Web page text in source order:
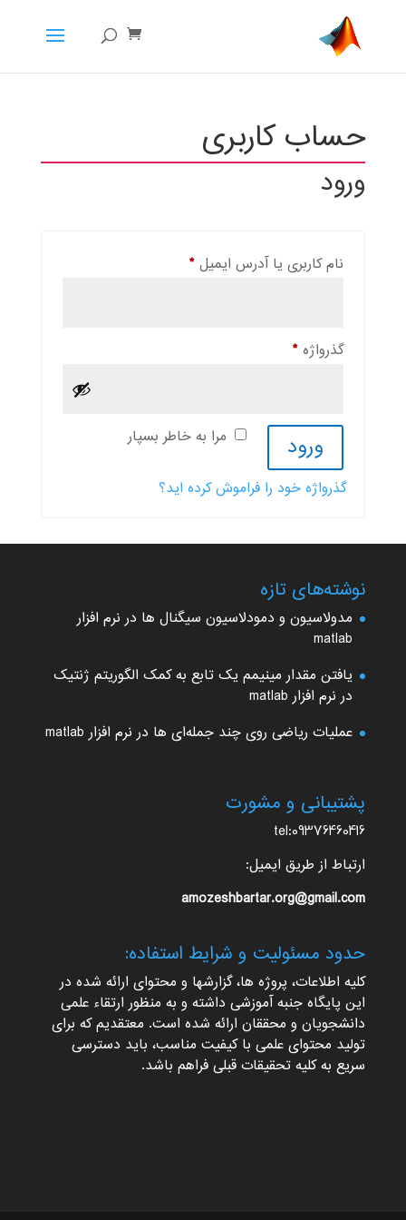
حساب کاربری
ورود
نام کاربری یا آدرس ایمیل*الزامی
گذرواژه*الزامی
مرا به خاطر بسپار ورود
گذرواژه خود را فراموش کرده اید؟
نوشته‌های تازه
مدولاسیون و دمودلاسیون سیگنال ها در نرم افزار
matlab
یافتن مقدار مینیمم یک تابع به کمک الگوریتم ژنتیک
در نرم افزار matlab
عملیات ریاضی روی چند جمله‌ای ها در نرم افزار matlab
پشتیبانی و مشورت
tel:09376460416
ارتباط از طریق ایمیل:
amozeshbartar.org@gmail.com
حدود مسئولیت و شرایط استفاده:
کلیه اطلاعات، پروژه ها، گزارشها و محتوای ارائه شده در
این پایگاه جنبه آموزشی داشته و به منظور ارتقاء علمی
دانشجویان و محققان ارائه شده است. معتقدیم که برای
تولید محتوای علمی با کیفیت مناسب، باید دسترسی
سریع به کلیه تحقیقات قبلی فراهم باشد.